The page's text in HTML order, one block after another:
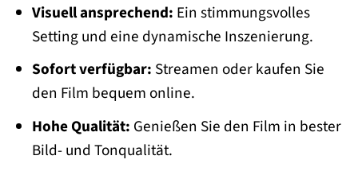
Visuell ansprechend: Ein stimmungsvolles
Setting und eine dynamische Inszenierung.
Sofort verfügbar: Streamen oder kaufen Sie
den Film bequem online.
Hohe Qualität: Genießen Sie den Film in bester
Bild- und Tonqualität.